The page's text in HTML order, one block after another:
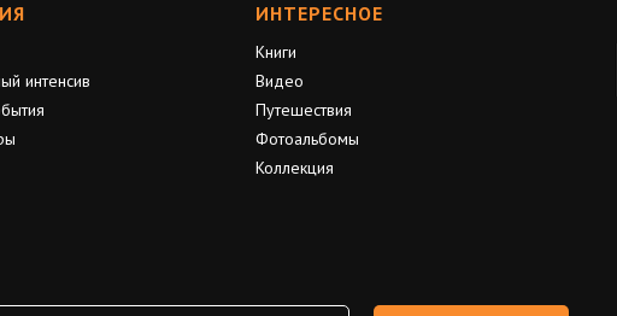
интенсив
ИНТЕРЕСНОЕ
Книги
Видео
Путешествия
Фотоальбомы
Коллекция